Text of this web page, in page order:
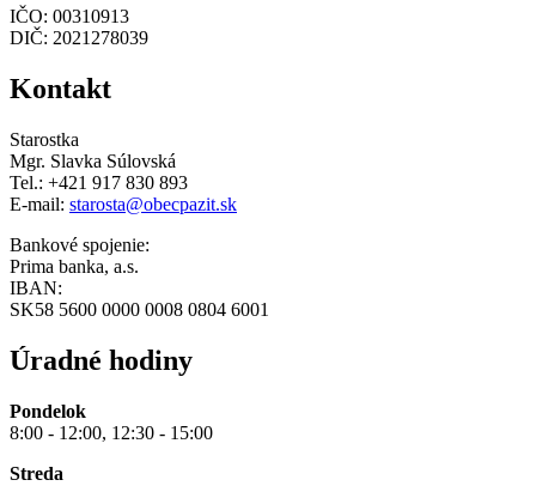
IČO: 00310913
DIČ: 2021278039
Kontakt
Starostka
Mgr. Slavka Súlovská
Tel.: +421 917 830 893
E-mail: starosta@obecpazit.sk
Bankové spojenie:
Prima banka, a.s.
IBAN:
SK58 5600 0000 0008 0804 6001
Úradné hodiny
Pondelok
8:00 - 12:00, 12:30 - 15:00
Streda